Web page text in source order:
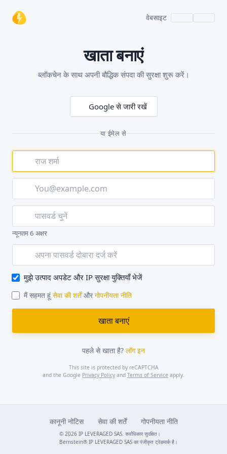
वेबसाइट
खाता बनाएं
ब्लॉकचेन के साथ अपनी बौद्धिक संपदा की सुरक्षा शुरू करें।
Google से जारी रखें
या ईमेल से
न्यूनतम 6 अक्षर
मुझे उत्पाद अपडेट और IP सुरक्षा युक्तियाँ भेजें
मैं सहमत हूं सेवा की शर्तेंऔर गोपनीयता नीति
पहले से खाता है? लॉग इन
This site is protected by reCAPTCHA
and the Google Privacy Policy and Terms of Service apply.
© 2026 IP LEVERAGED SAS. सर्वाधिकार सुरक्षित।
Bernstein® IP LEVERAGED SAS का पंजीकृत ट्रेडमार्क है।
कानूनी नोटिस सेवा की शर्तें गोपनीयता नीति